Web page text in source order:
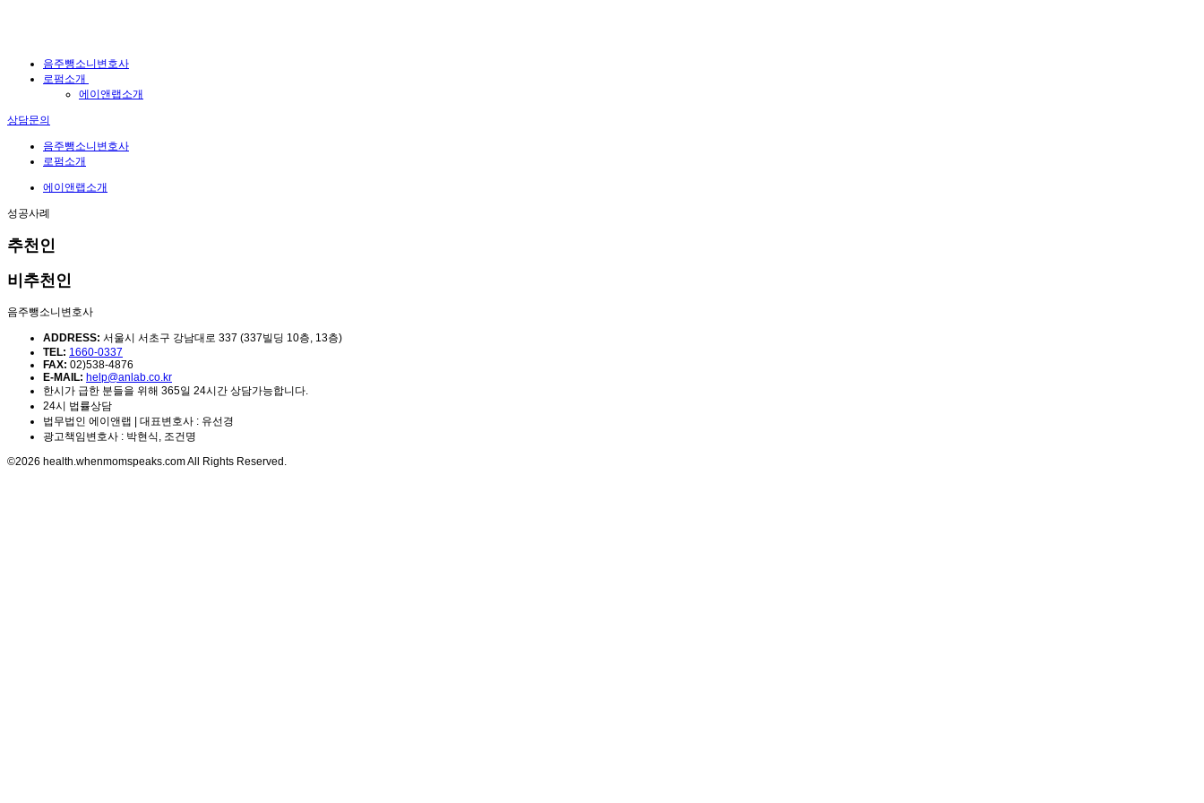
음주뺑소니변호사
로펌소개
에이앤랩소개
상담문의
음주뺑소니변호사
로펌소개
에이앤랩소개
성공사례
추천인
비추천인
음주뺑소니변호사
ADDRESS: 서울시 서초구 강남대로 337 (337빌딩 10층, 13층)
TEL: 1660-0337
FAX: 02)538-4876
E-MAIL: help@anlab.co.kr
한시가 급한 분들을 위해 365일 24시간 상담가능합니다.
24시 법률상담
법무법인 에이앤랩 | 대표변호사 : 유선경
광고책임변호사 : 박현식, 조건명
©2026 health.whenmomspeaks.com All Rights Reserved.